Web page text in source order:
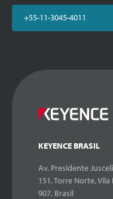
+55-11-3045-4011
KEYENCE BRASIL
Av. Presidente
151, Torre Norte, Vila
907, Brasil